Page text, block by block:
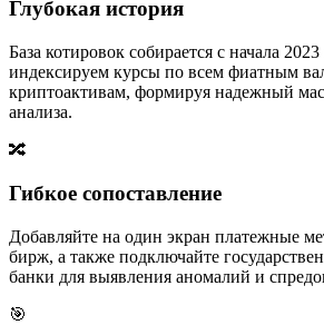
Глубокая история
База котировок собирается с начала
индексируем курсы по всем фиатным
криптоактивам, формируя надежный
анализа.
🔀
Гибкое сопоставление
Добавляйте на один экран платежные
бирж, а также подключайте
банки для выявления аномалий и
🎯